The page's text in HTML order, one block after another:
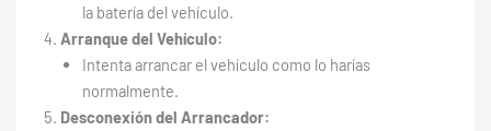
la batería del vehículo.
Arranque del Vehículo:
Intenta arrancar el vehículo como lo harías
normalmente.
Desconexión del Arrancador: